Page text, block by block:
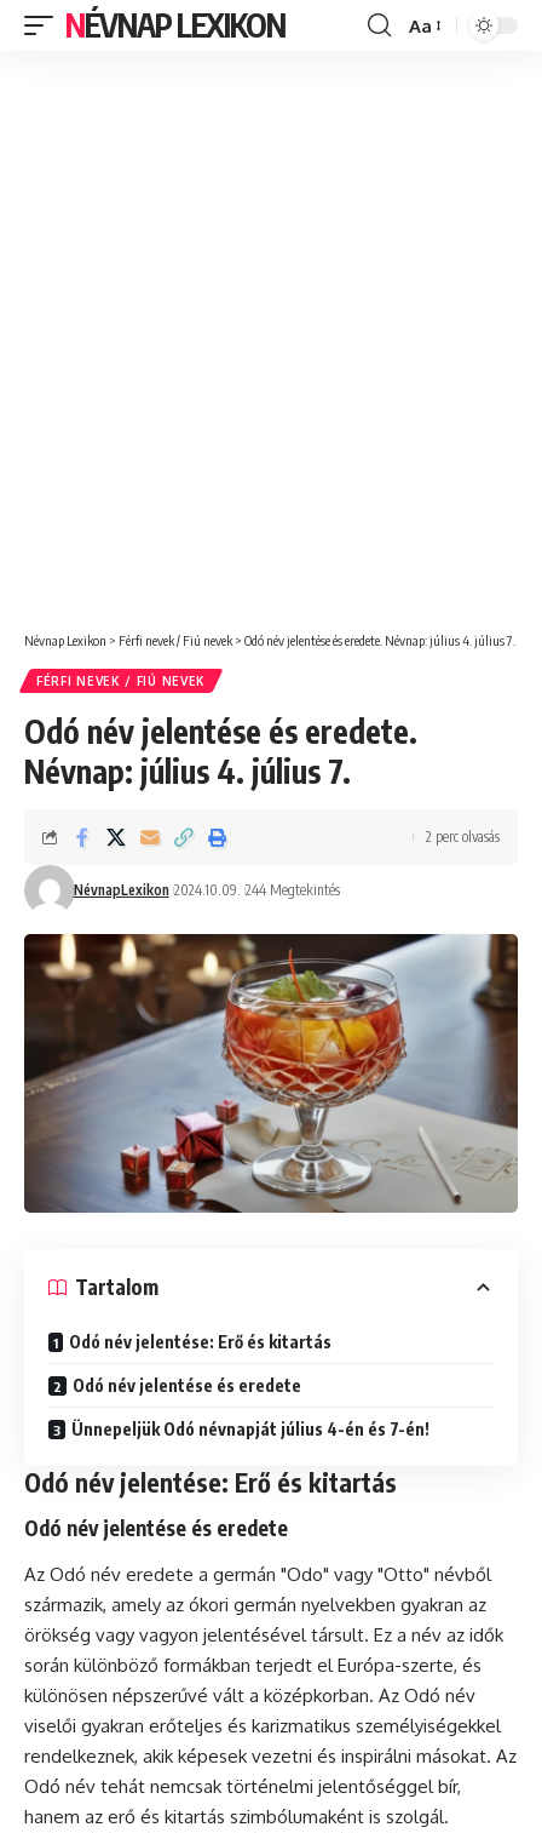
NÉVNAP LEXIKON
Font
Aa
Névnap Lexikon > Férfi nevek / Fiú nevek > Odó név jelentése és eredete. Névnap: július 4. július 7.
FÉRFI NEVEK / FIÚ NEVEK
Odó név jelentése és eredete.
Névnap: július 4. július 7.
NévnapLexikon 2024.10.09. 244 Megtekintés
2 perc olvasás
Tartalom
Odó név jelentése: Erő és kitartás
Odó név jelentése és eredete
Ünnepeljük Odó névnapját július 4-én és 7-én!
Odó név jelentése: Erő és kitartás
Odó név jelentése és eredete
Az Odó név eredete a germán "Odo" vagy "Otto" névből
származik, amely az ókori germán nyelvekben gyakran az
örökség vagy vagyon jelentésével társult. Ez a név az idők
során különböző formákban terjedt el Európa-szerte, és
különösen népszerűvé vált a középkorban. Az Odó név
viselői gyakran erőteljes és karizmatikus személyiségekkel
rendelkeznek, akik képesek vezetni és inspirálni másokat. Az
Odó név tehát nemcsak történelmi jelentőséggel bír,
hanem az erő és kitartás szimbólumaként is szolgál.